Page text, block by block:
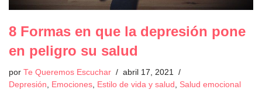
8 Formas en que la depresión pone
en peligro su salud
por Te Queremos Escuchar
abril 17, 2021
Depresión
Emociones Estilo de vida y salud Salud emocional